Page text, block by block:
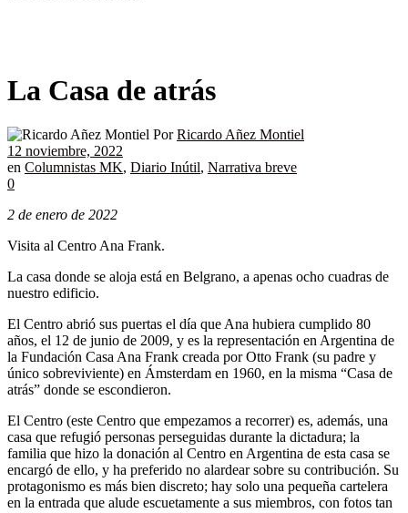
La Casa de atrás
Por Ricardo Añez Montiel
12 noviembre, 2022
en Columnistas MK, Diario Inútil, Narrativa breve
0
2 de enero de 2022
Visita al Centro Ana Frank.
La casa donde se aloja está en Belgrano, a apenas ocho cuadras de
nuestro edificio.
El Centro abrió sus puertas el día que Ana hubiera cumplido 80
años, el 12 de junio de 2009, y es la representación en Argentina de
la Fundación Casa Ana Frank creada por Otto Frank (su padre y
único sobreviviente) en Ámsterdam en 1960, en la misma “Casa de
atrás” donde se escondieron.
El Centro (este Centro que empezamos a recorrer) es, además, una
casa que refugió personas perseguidas durante la dictadura; la
familia que hizo la donación al Centro en Argentina de esta casa se
encargó de ello, y ha preferido no alardear sobre su contribución. Su
protagonismo es más bien discreto; hay solo una pequeña cartelera
en la entrada que alude escuetamente a sus miembros, con fotos tan